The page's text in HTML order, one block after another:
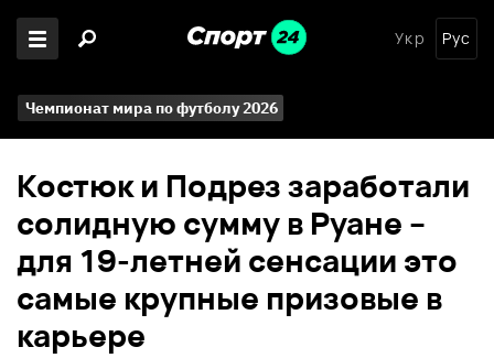
Укр Рус
Чемпионат мира по футболу 2026
Костюк и Подрез заработали
солидную сумму в Руане –
для 19-летней сенсации это
самые крупные призовые в
карьере